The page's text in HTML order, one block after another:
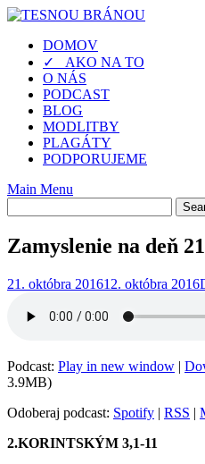
Skip
contentDOMOV
✓ AKO NA TO
O NÁS
PODCAST
BLOG
MODLITBY
PLAGÁTY
PODPORUJEME
Main Menu
Zamyslenie na deň
21. októbra 201612. októbra 2016
Podcast: Play in new window |
3.9MB)
Odoberaj podcast: Spotify | RSS |
2.KORINTSKÝM 3,1-11